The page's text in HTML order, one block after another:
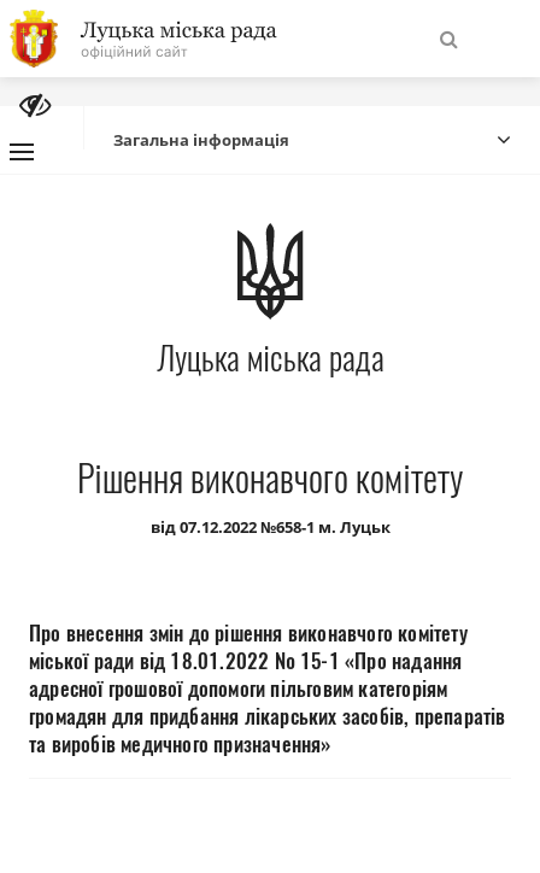
На
головну
Про місто
Міська влада
Міська рада
Публічна інформація
Документи
Загальна інформація
Луцька міська рада
Рішення виконавчого комітету
від 07.12.2022 №658-1 м. Луцьк
Про внесення змін до рішення виконавчого комітету
міської ради від 18.01.2022 № 15-1 «Про надання
адресної грошової допомоги пільговим категоріям
громадян для придбання лікарських засобів, препаратів
та виробів медичного призначення»